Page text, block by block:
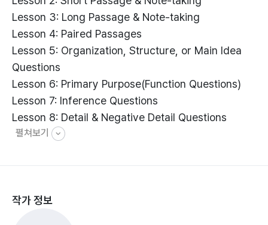
Lesson 3: Long Passage & Note-taking
Lesson 4: Paired Passages
Lesson 5: Organization, Structure, or Main Idea
Questions
Lesson 6: Primary Purpose(Function Questions)
Lesson 7: Inference Questions
Lesson 8: Detail & Negative Detail Questions
Lesson 9: Vocabulary-in-Context Questions
Lesson 13: Assumption Questions
펼쳐보기
작가 정보